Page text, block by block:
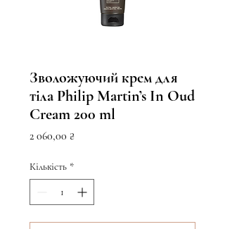
Зволожуючий крем для
тіла Philip Martin’s In Oud
Cream 200 ml
2 060,00 ₴
Кількість *